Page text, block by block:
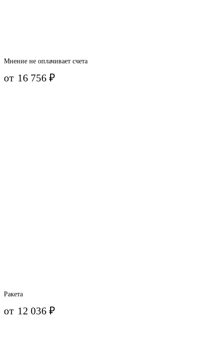
Мнение не оплачивает счета
от 16 756₽
Ракета
от 12 036₽